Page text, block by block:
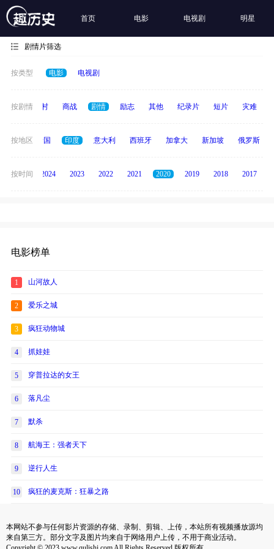
首页 电影 电视剧 明星
剧情片筛选
按类型 电影 电视剧
按剧情
历史 乡村 商战 剧情 励志 其他 纪录片 短片 灾难
按地区
德国 泰国 印度 意大利 西班牙 加拿大 新加坡 俄罗斯
按时间
2025 2024 2023 2022 2021 2020 2019 2018 2017
电影榜单
1 山河故人
2 爱乐之城
3 疯狂动物城
4 抓娃娃
5 穿普拉达的女王
6 落凡尘
7 默杀
8 航海王：强者天下
9 逆行人生
10 疯狂的麦克斯：狂暴之路
本网站不参与任何影片资源的存储、录制、剪辑、上传，本站所有视频播放源均
来自第三方。部分文字及图片均来自于网络用户上传，不用于商业活动。